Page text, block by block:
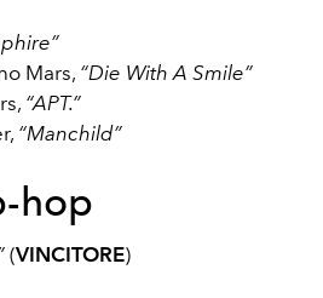
Mars, “Die With A Smile”
“APT.”
“Manchild”
hop
(VINCITORE)